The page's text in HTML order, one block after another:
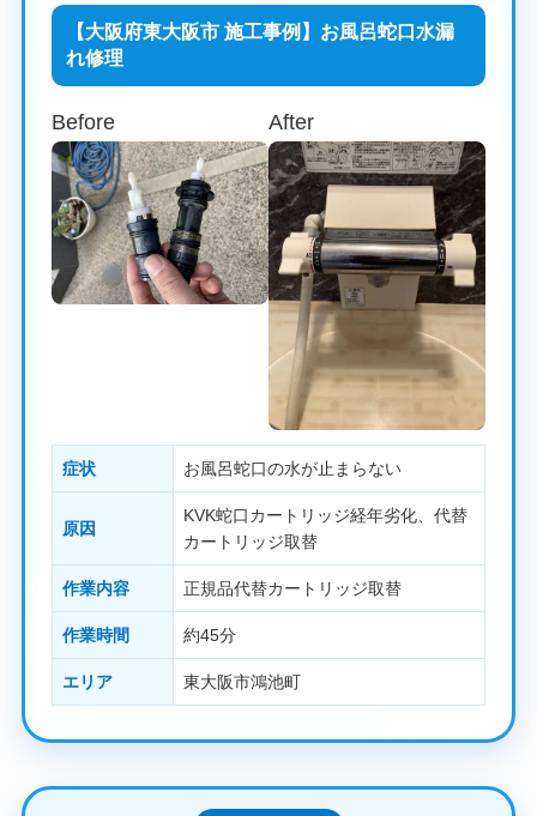
【大阪府東大阪市 施工事例】お風呂蛇口水漏
れ修理
Before After
症状 お風呂蛇口の水が止まらない
原因
KVK蛇口カートリッジ経年劣化、代替
カートリッジ取替
作業内容 正規品代替カートリッジ取替
作業時間 約45分
エリア 東大阪市鴻池町